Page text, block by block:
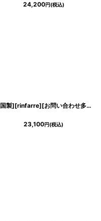
24,200円(税込)
[韓国製][rinfarre][お問い合わせ多数!!再入荷]総スパンコール・デザイン刺繍・ノースリーブ・タイト・ロングドレス[山崎みどり・MIRIN着用]《送料＆代引き手数料無料》mysl
23,100円(税込)